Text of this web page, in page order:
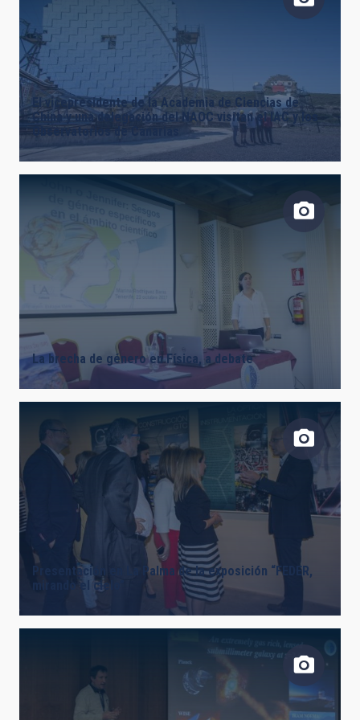
El vicepresidente de la Academia de Ciencias de
China y una delegación del NAOC visitan el IAC y los
Observatorios de Canarias
La brecha de género en Física, a debate
Presentación en La Palma de la exposición “FEDER,
mirando el cielo”